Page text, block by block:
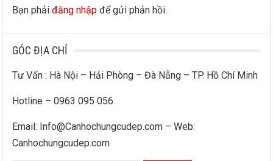
Bạn phảiđăng nhập để gửi phản hồi.
GÓC ĐỊA CHỈ
Tư Vấn : Hà Nội – Hải Phòng – Đà Nẵng – TP. Hồ Chí Minh
Hotline – 0963 095 056
Email: Info@Canhochungcudep.com – Web:
Canhochungcudep.com